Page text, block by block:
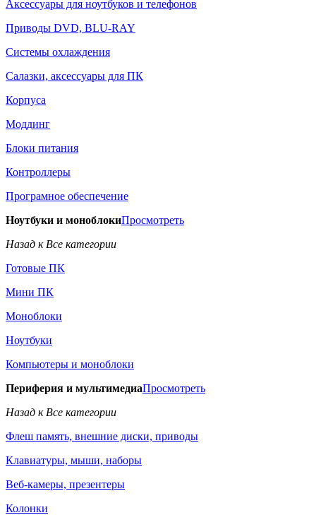
Аксессуары для ноутбуков и телефонов
Приводы DVD, BLU-RAY
Системы охлаждения
Салазки, аксессуары для ПК
Корпуса
Моддинг
Блоки питания
Контроллеры
Програмное обеспечение
Ноутбуки и моноблокиПросмотреть
Назад к Все категории
Готовые ПК
Мини ПК
Моноблоки
Ноутбуки
Компьютеры и моноблоки
Периферия и мультимедиаПросмотреть
Назад к Все категории
Флеш память, внешние диски, приводы
Клавиатуры, мыши, наборы
Веб-камеры, презентеры
Колонки